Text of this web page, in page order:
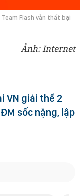
Flash vẫn thất bại
Ảnh: Internet
VN giải thể 2
sốc nặng, lập